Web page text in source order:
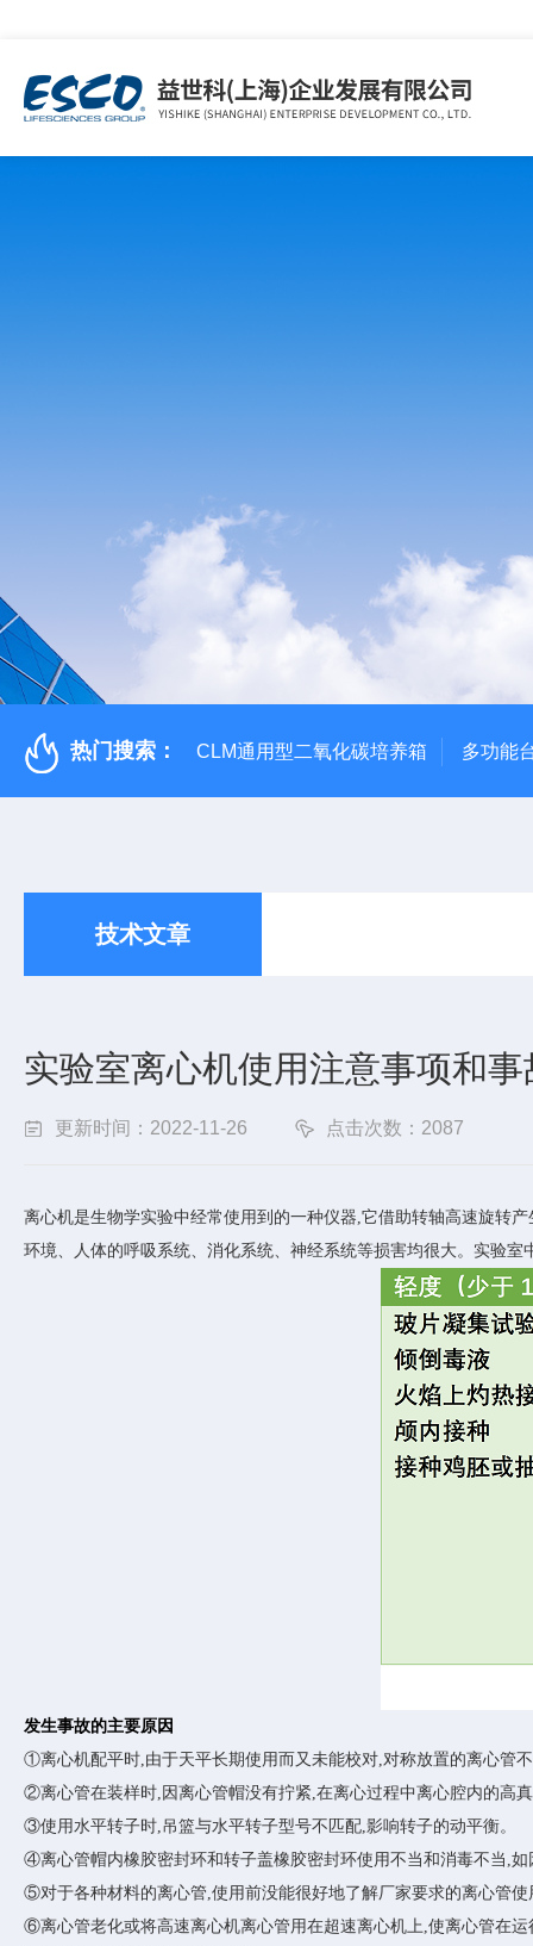
热门搜索： CLM通用型二氧化碳培养箱 多功能
技术文章
实验室离心机使用注意事项和
更新时间：2022-11-26 点击次数：2087
离心机是生物学实验中经常使用到的一种仪器,它借助转轴高速旋转
环境、人体的呼吸系统、消化系统、神经系统等损害均很大。实验
发生事故的主要原因
①离心机配平时,由于天平长期使用而又未能校对,对称放置的离心管
②离心管在装样时,因离心管帽没有拧紧,在离心过程中离心腔内的高
③使用水平转子时,吊篮与水平转子型号不匹配,影响转子的动平衡。
④离心管帽内橡胶密封环和转子盖橡胶密封环使用不当和消毒不当,
⑤对于各种材料的离心管,使用前没能很好地了解厂家要求的离心管
⑥离心管老化或将高速离心机离心管用在超速离心机上,使离心管在